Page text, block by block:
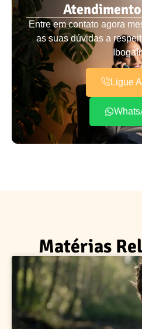
Entre em contato agora
as suas dúvidas a
Ligue
Matérias